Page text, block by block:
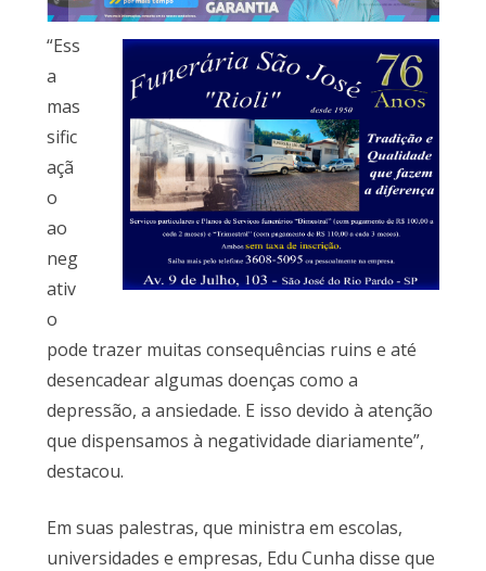
“Ess
a
mas
sific
açã
o
ao
neg
ativ
o
pode trazer muitas consequências ruins e até
desencadear algumas doenças como a
depressão, a ansiedade. E isso devido à atenção
que dispensamos à negatividade diariamente”,
destacou.
Em suas palestras, que ministra em escolas,
universidades e empresas, Edu Cunha disse que